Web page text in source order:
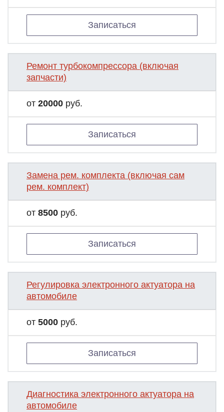
Записаться
Ремонт турбокомпрессора (включая
запчасти)
от 20000 руб.
Записаться
Замена рем. комплекта (включая сам
рем. комплект)
от 8500 руб.
Записаться
Регулировка электронного актуатора на
автомобиле
от 5000 руб.
Записаться
Диагностика электронного актуатора на
автомобиле